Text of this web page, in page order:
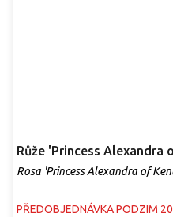
Růže 'Princess Alexandra
Rosa 'Princess Alexandra of
PŘEDOBJEDNÁVKA PODZIM